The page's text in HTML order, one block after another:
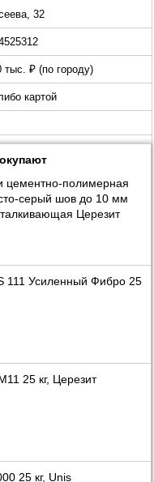
32
тыс. ₽ (по городу)
картой
цементно-полимерная
серый шов до 10 мм
Церезит
111 Усиленный Фибро 25
25 кг, Церезит
25 кг, Unis